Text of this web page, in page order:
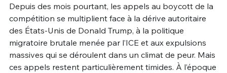
Depuis des mois pourtant, les appels au boycott de la
compétition se multiplient face à la dérive autoritaire
des États-Unis de Donald Trump, à la politique
migratoire brutale menée par l’ICE et aux expulsions
massives qui se déroulent dans un climat de peur. Mais
ces appels restent particulièrement timides. À l’époque